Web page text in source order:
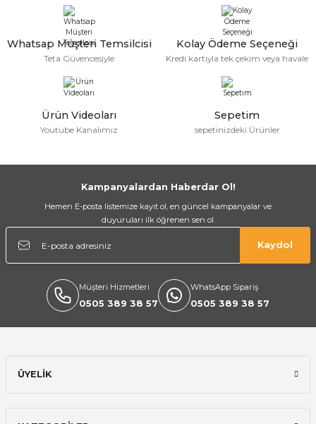
Whatsap Müşteri Temsilcisi
Teta Güvencesiyle
Kolay Ödeme Seçeneği
Kredi kartıyla tek çekim veya havale
Ürün Videoları
Youtube Kanalımız
Sepetim
sepetinizdeki Ürünler
Kampanyalardan Haberdar Ol!
Hemen E-posta listemize kayıt ol, en güncel kampanyalar ve
duyuruları ilk öğrenen sen ol.
Kaydol
Müşteri Hizmetleri
0505 389 38 57
WhatsApp Sipariş
0505 389 38 57
ÜYELİK